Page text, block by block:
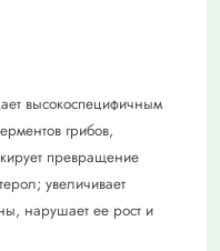
высокоспецифичным
грибов,
превращение
увеличивает
нарушает ее рост и